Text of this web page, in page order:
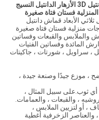
رمادي 100٪ نايلون رمش الإسكالوب الدانتيل 3D الأزهار الدانتيل النسيج
فستان فتاة صغيرة
ثلاثي الأبعاد قماش دانتيل
منزلية فستان فتاة صغيرة
والملابس والقبعات وفساتين
المائدة وفساتين الفتيات
، سراويل ، شورتات ، جاكيتات
، موزع جيدًا وصنعة جيدة ،
ثوب.على سبيل المثال ،
، والقبعات ، والعمامات.
، أو لتزيين الملابس ،
الزخرفية أغطية